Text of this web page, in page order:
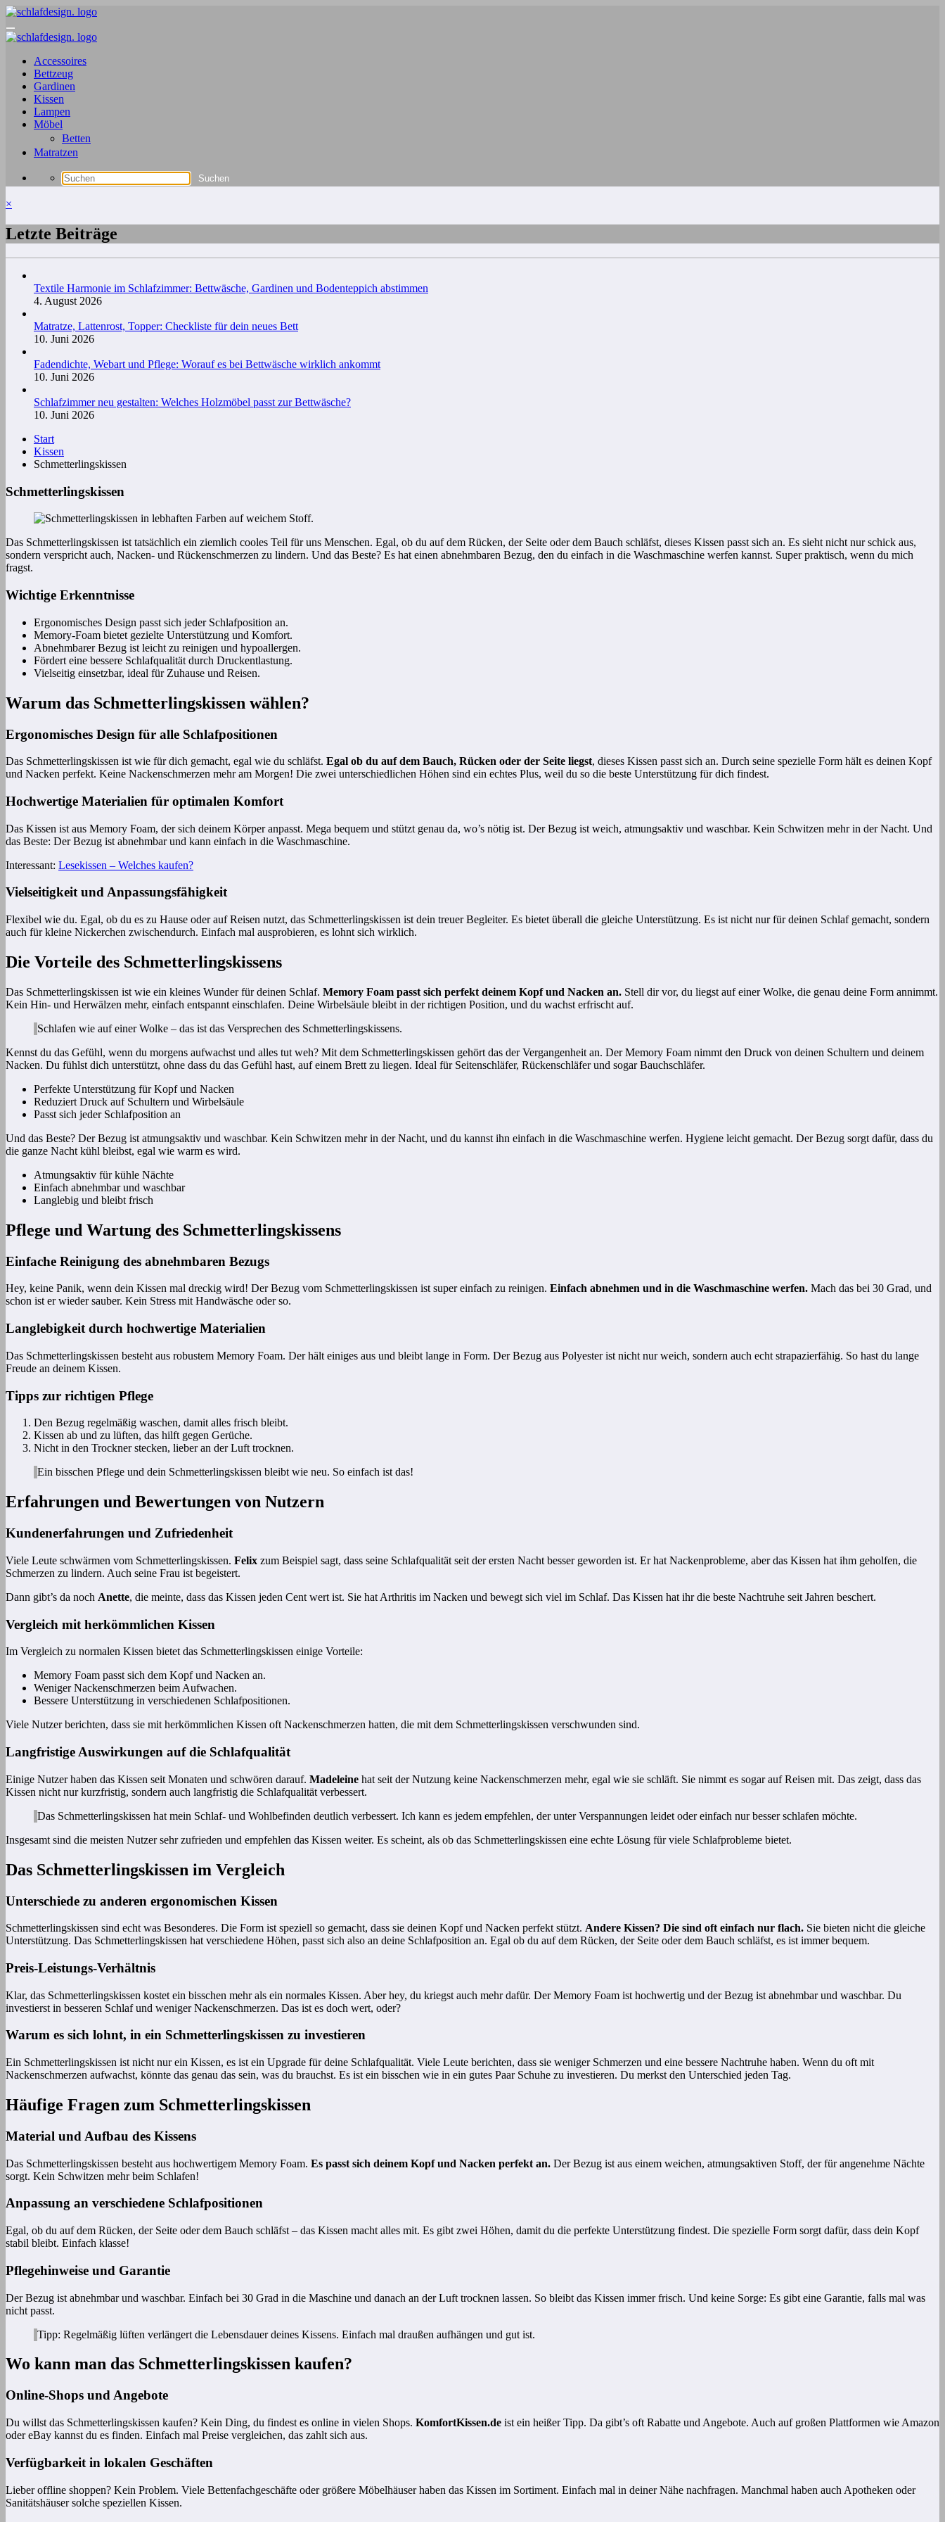
Zum
springen
Accessoires
Bettzeug
Gardinen
Kissen
Lampen
Möbel
Betten
Matratzen
×
Letzte Beiträge
Textile Harmonie im Schlafzimmer: Bettwäsche, Gardinen und Bodenteppich abstimmen
4. August 2026
Matratze, Lattenrost, Topper: Checkliste für dein neues Bett
10. Juni 2026
Fadendichte, Webart und Pflege: Worauf es bei Bettwäsche wirklich ankommt
10. Juni 2026
Schlafzimmer neu gestalten: Welches Holzmöbel passt zur Bettwäsche?
10. Juni 2026
Start
Kissen
Schmetterlingskissen
Schmetterlingskissen
Das Schmetterlingskissen ist tatsächlich ein ziemlich cooles Teil für uns Menschen. Egal, ob du auf dem Rücken, der Seite oder dem Bauch schläfst, dieses Kissen passt sich an. Es sieht nicht nur schick aus,
sondern verspricht auch, Nacken- und Rückenschmerzen zu lindern. Und das Beste? Es hat einen abnehmbaren Bezug, den du einfach in die Waschmaschine werfen kannst. Super praktisch, wenn du mich
fragst.
Wichtige Erkenntnisse
Ergonomisches Design passt sich jeder Schlafposition an.
Memory-Foam bietet gezielte Unterstützung und Komfort.
Abnehmbarer Bezug ist leicht zu reinigen und hypoallergen.
Fördert eine bessere Schlafqualität durch Druckentlastung.
Vielseitig einsetzbar, ideal für Zuhause und Reisen.
Warum das Schmetterlingskissen wählen?
Ergonomisches Design für alle Schlafpositionen
Das Schmetterlingskissen ist wie für dich gemacht, egal wie du schläfst. Egal ob du auf dem Bauch, Rücken oder der Seite liegst, dieses Kissen passt sich an. Durch seine spezielle Form hält es deinen Kopf
und Nacken perfekt. Keine Nackenschmerzen mehr am Morgen! Die zwei unterschiedlichen Höhen sind ein echtes Plus, weil du so die beste Unterstützung für dich findest.
Hochwertige Materialien für optimalen Komfort
Das Kissen ist aus Memory Foam, der sich deinem Körper anpasst. Mega bequem und stützt genau da, wo’s nötig ist. Der Bezug ist weich, atmungsaktiv und waschbar. Kein Schwitzen mehr in der Nacht. Und
das Beste: Der Bezug ist abnehmbar und kann einfach in die Waschmaschine.
Interessant: Lesekissen – Welches kaufen?
Vielseitigkeit und Anpassungsfähigkeit
Flexibel wie du. Egal, ob du es zu Hause oder auf Reisen nutzt, das Schmetterlingskissen ist dein treuer Begleiter. Es bietet überall die gleiche Unterstützung. Es ist nicht nur für deinen Schlaf gemacht, sondern
auch für kleine Nickerchen zwischendurch. Einfach mal ausprobieren, es lohnt sich wirklich.
Die Vorteile des Schmetterlingskissens
Das Schmetterlingskissen ist wie ein kleines Wunder für deinen Schlaf. Memory Foam passt sich perfekt deinem Kopf und Nacken an. Stell dir vor, du liegst auf einer Wolke, die genau deine Form annimmt.
Kein Hin- und Herwälzen mehr, einfach entspannt einschlafen. Deine Wirbelsäule bleibt in der richtigen Position, und du wachst erfrischt auf.
Schlafen wie auf einer Wolke – das ist das Versprechen des Schmetterlingskissens.
Kennst du das Gefühl, wenn du morgens aufwachst und alles tut weh? Mit dem Schmetterlingskissen gehört das der Vergangenheit an. Der Memory Foam nimmt den Druck von deinen Schultern und deinem
Nacken. Du fühlst dich unterstützt, ohne dass du das Gefühl hast, auf einem Brett zu liegen. Ideal für Seitenschläfer, Rückenschläfer und sogar Bauchschläfer.
Perfekte Unterstützung für Kopf und Nacken
Reduziert Druck auf Schultern und Wirbelsäule
Passt sich jeder Schlafposition an
Und das Beste? Der Bezug ist atmungsaktiv und waschbar. Kein Schwitzen mehr in der Nacht, und du kannst ihn einfach in die Waschmaschine werfen. Hygiene leicht gemacht. Der Bezug sorgt dafür, dass du
die ganze Nacht kühl bleibst, egal wie warm es wird.
Atmungsaktiv für kühle Nächte
Einfach abnehmbar und waschbar
Langlebig und bleibt frisch
Pflege und Wartung des Schmetterlingskissens
Einfache Reinigung des abnehmbaren Bezugs
Hey, keine Panik, wenn dein Kissen mal dreckig wird! Der Bezug vom Schmetterlingskissen ist super einfach zu reinigen. Einfach abnehmen und in die Waschmaschine werfen. Mach das bei 30 Grad, und
schon ist er wieder sauber. Kein Stress mit Handwäsche oder so.
Langlebigkeit durch hochwertige Materialien
Das Schmetterlingskissen besteht aus robustem Memory Foam. Der hält einiges aus und bleibt lange in Form. Der Bezug aus Polyester ist nicht nur weich, sondern auch echt strapazierfähig. So hast du lange
Freude an deinem Kissen.
Tipps zur richtigen Pflege
Den Bezug regelmäßig waschen, damit alles frisch bleibt.
Kissen ab und zu lüften, das hilft gegen Gerüche.
Nicht in den Trockner stecken, lieber an der Luft trocknen.
Ein bisschen Pflege und dein Schmetterlingskissen bleibt wie neu. So einfach ist das!
Erfahrungen und Bewertungen von Nutzern
Kundenerfahrungen und Zufriedenheit
Viele Leute schwärmen vom Schmetterlingskissen. Felix zum Beispiel sagt, dass seine Schlafqualität seit der ersten Nacht besser geworden ist. Er hat Nackenprobleme, aber das Kissen hat ihm geholfen, die
Schmerzen zu lindern. Auch seine Frau ist begeistert.
Dann gibt’s da noch Anette, die meinte, dass das Kissen jeden Cent wert ist. Sie hat Arthritis im Nacken und bewegt sich viel im Schlaf. Das Kissen hat ihr die beste Nachtruhe seit Jahren beschert.
Vergleich mit herkömmlichen Kissen
Im Vergleich zu normalen Kissen bietet das Schmetterlingskissen einige Vorteile:
Memory Foam passt sich dem Kopf und Nacken an.
Weniger Nackenschmerzen beim Aufwachen.
Bessere Unterstützung in verschiedenen Schlafpositionen.
Viele Nutzer berichten, dass sie mit herkömmlichen Kissen oft Nackenschmerzen hatten, die mit dem Schmetterlingskissen verschwunden sind.
Langfristige Auswirkungen auf die Schlafqualität
Einige Nutzer haben das Kissen seit Monaten und schwören darauf. Madeleine hat seit der Nutzung keine Nackenschmerzen mehr, egal wie sie schläft. Sie nimmt es sogar auf Reisen mit. Das zeigt, dass das
Kissen nicht nur kurzfristig, sondern auch langfristig die Schlafqualität verbessert.
Das Schmetterlingskissen hat mein Schlaf- und Wohlbefinden deutlich verbessert. Ich kann es jedem empfehlen, der unter Verspannungen leidet oder einfach nur besser schlafen möchte.
Insgesamt sind die meisten Nutzer sehr zufrieden und empfehlen das Kissen weiter. Es scheint, als ob das Schmetterlingskissen eine echte Lösung für viele Schlafprobleme bietet.
Das Schmetterlingskissen im Vergleich
Unterschiede zu anderen ergonomischen Kissen
Schmetterlingskissen sind echt was Besonderes. Die Form ist speziell so gemacht, dass sie deinen Kopf und Nacken perfekt stützt. Andere Kissen? Die sind oft einfach nur flach. Sie bieten nicht die gleiche
Unterstützung. Das Schmetterlingskissen hat verschiedene Höhen, passt sich also an deine Schlafposition an. Egal ob du auf dem Rücken, der Seite oder dem Bauch schläfst, es ist immer bequem.
Preis-Leistungs-Verhältnis
Klar, das Schmetterlingskissen kostet ein bisschen mehr als ein normales Kissen. Aber hey, du kriegst auch mehr dafür. Der Memory Foam ist hochwertig und der Bezug ist abnehmbar und waschbar. Du
investierst in besseren Schlaf und weniger Nackenschmerzen. Das ist es doch wert, oder?
Warum es sich lohnt, in ein Schmetterlingskissen zu investieren
Ein Schmetterlingskissen ist nicht nur ein Kissen, es ist ein Upgrade für deine Schlafqualität. Viele Leute berichten, dass sie weniger Schmerzen und eine bessere Nachtruhe haben. Wenn du oft mit
Nackenschmerzen aufwachst, könnte das genau das sein, was du brauchst. Es ist ein bisschen wie in ein gutes Paar Schuhe zu investieren. Du merkst den Unterschied jeden Tag.
Häufige Fragen zum Schmetterlingskissen
Material und Aufbau des Kissens
Das Schmetterlingskissen besteht aus hochwertigem Memory Foam. Es passt sich deinem Kopf und Nacken perfekt an. Der Bezug ist aus einem weichen, atmungsaktiven Stoff, der für angenehme Nächte
sorgt. Kein Schwitzen mehr beim Schlafen!
Anpassung an verschiedene Schlafpositionen
Egal, ob du auf dem Rücken, der Seite oder dem Bauch schläfst – das Kissen macht alles mit. Es gibt zwei Höhen, damit du die perfekte Unterstützung findest. Die spezielle Form sorgt dafür, dass dein Kopf
stabil bleibt. Einfach klasse!
Pflegehinweise und Garantie
Der Bezug ist abnehmbar und waschbar. Einfach bei 30 Grad in die Maschine und danach an der Luft trocknen lassen. So bleibt das Kissen immer frisch. Und keine Sorge: Es gibt eine Garantie, falls mal was
nicht passt.
Tipp: Regelmäßig lüften verlängert die Lebensdauer deines Kissens. Einfach mal draußen aufhängen und gut ist.
Wo kann man das Schmetterlingskissen kaufen?
Online-Shops und Angebote
Du willst das Schmetterlingskissen kaufen? Kein Ding, du findest es online in vielen Shops. KomfortKissen.de ist ein heißer Tipp. Da gibt’s oft Rabatte und Angebote. Auch auf großen Plattformen wie Amazon
oder eBay kannst du es finden. Einfach mal Preise vergleichen, das zahlt sich aus.
Verfügbarkeit in lokalen Geschäften
Lieber offline shoppen? Kein Problem. Viele Bettenfachgeschäfte oder größere Möbelhäuser haben das Kissen im Sortiment. Einfach mal in deiner Nähe nachfragen. Manchmal haben auch Apotheken oder
Sanitätshäuser solche speziellen Kissen.